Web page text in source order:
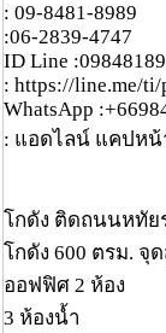
: 09-8481-8989
:06-2839-4747
ID Line
: https://line.me/
WhatsApp
: แอดไลน์ แคปหน้
โกดัง ติดถนนหทั
โกดัง 600 ตรม. จุ
ออฟฟิศ 2 ห้อง
3 ห้องน้ำ